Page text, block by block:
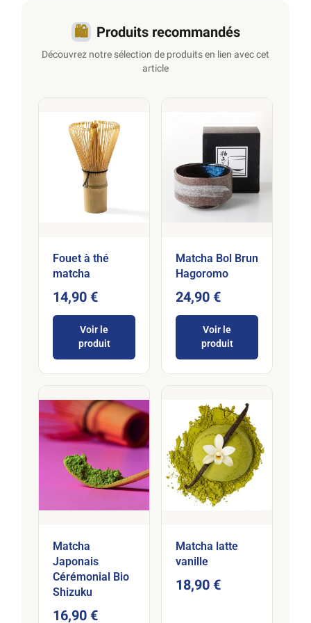
🛍️ Produits recommandés
Découvrez notre sélection de produits en lien avec cet
article
Fouet à thé
matcha
14,90 €
Voir le
produit
Matcha Bol Brun
Hagoromo
24,90 €
Voir le
produit
Matcha
Japonais
Cérémonial Bio
Shizuku
16,90 €
Matcha latte
vanille
18,90 €